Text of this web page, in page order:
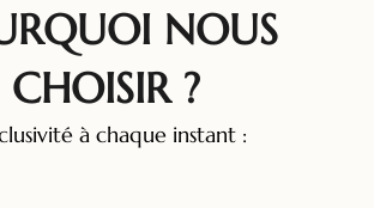
NOUS
CHOISIR ?
à chaque instant :